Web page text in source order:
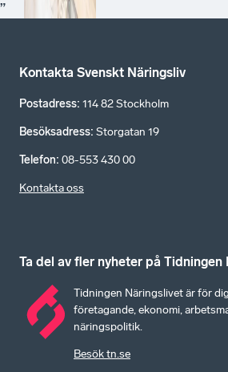
”
Kontakta Svenskt Näringsliv
Postadress: 114 82 Stockholm
Besöksadress: Storgatan 19
Telefon: 08-553 430 00
Kontakta oss
Ta del av fler nyheter på Tidningen
Tidningen Näringslivet är för
företagande, ekonomi,
näringspolitik.
Besök tn.se